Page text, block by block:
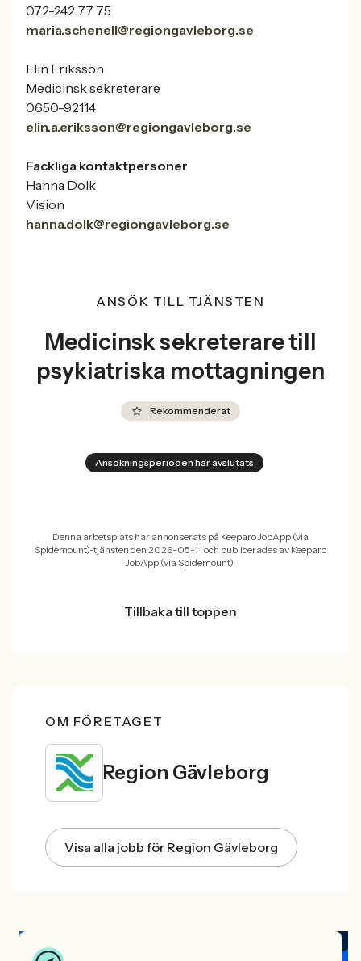
072-242 77 75
maria.schenell@regiongavleborg.se
Elin Eriksson
Medicinsk sekreterare
0650-92114
elin.a.eriksson@regiongavleborg.se
Fackliga kontaktpersoner
Hanna Dolk
Vision
hanna.dolk@regiongavleborg.se
ANSÖK TILL TJÄNSTEN
Medicinsk sekreterare till
psykiatriska mottagningen
Rekommenderat
Ansökningsperioden har avslutats
Denna arbetsplats har annonserats på Keeparo JobApp (via
Spidemount)-tjänsten den 2026-05-11 och publicerades av Keeparo
JobApp (via Spidemount).
Tillbaka till toppen
OM FÖRETAGET
Region Gävleborg
Visa alla jobb för Region Gävleborg